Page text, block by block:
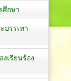
กษา
บรรเทา
งเรียนร้อง